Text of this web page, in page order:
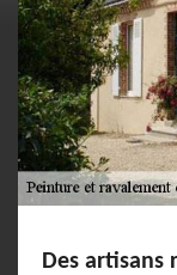
Des artisans